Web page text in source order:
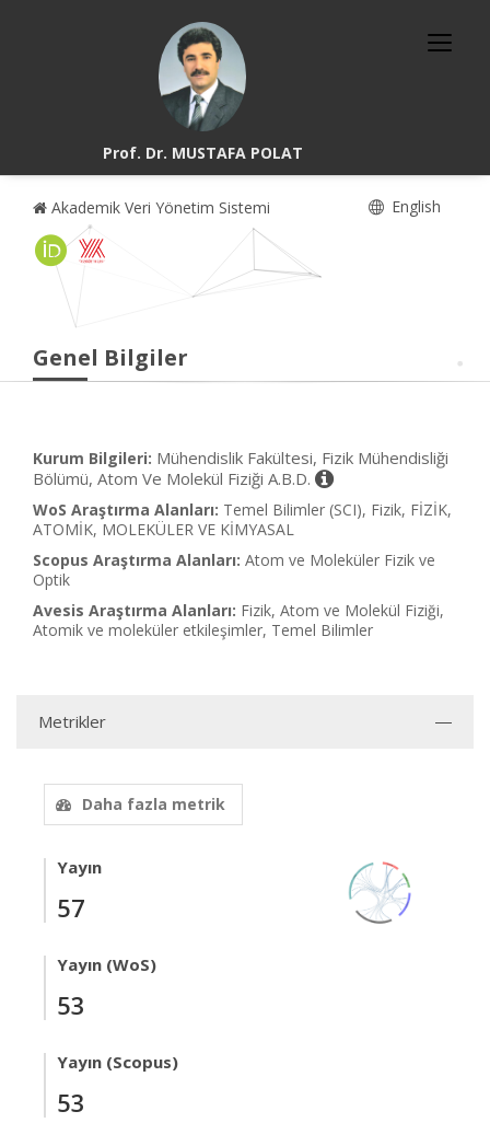
Prof. Dr. MUSTAFA POLAT
Akademik Veri Yönetim Sistemi English
Genel Bilgiler
Kurum Bilgileri: Mühendislik Fakültesi, Fizik Mühendisliği
Bölümü, Atom Ve Molekül Fiziği A.B.D.
WoS Araştırma Alanları: Temel Bilimler (SCI), Fizik, FİZİK,
ATOMİK, MOLEKÜLER VE KİMYASAL
Scopus Araştırma Alanları: Atom ve Moleküler Fizik ve
Optik
Avesis Araştırma Alanları: Fizik, Atom ve Molekül Fiziği,
Atomik ve moleküler etkileşimler, Temel Bilimler
Metrikler
Daha fazla metrik
Yayın
57
Yayın (WoS)
53
Yayın (Scopus)
53